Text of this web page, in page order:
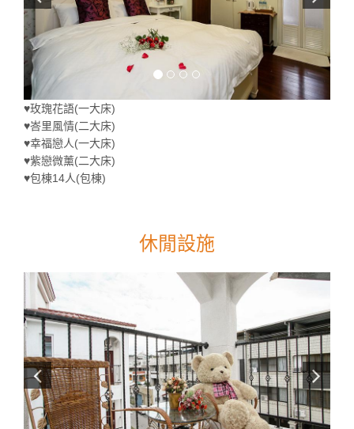
♥玫瑰花語(一大床)
♥峇里風情(二大床)
♥幸福戀人(一大床)
♥紫戀微薰(二大床)
♥包棟14人(包棟)
休閒設施